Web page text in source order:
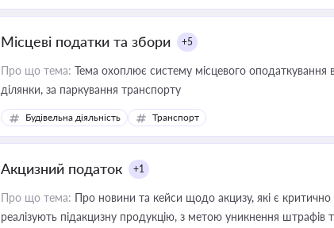
Місцеві податки та збори +5
Про що тема: Тема охоплює систему місцевого оподаткування
ділянки, за паркування транспорту
Будівельна діяльність Транспорт
Акцизний податок +1
Про що тема: Про новини та кейси щодо акцизу, які є
реалізують підакцизну продукцію, з метою уникнення штрафів